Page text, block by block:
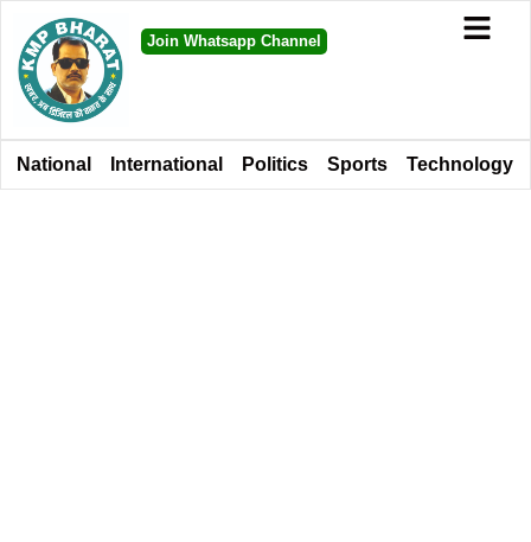
Join Whatsapp Channel
National International Politics Sports Technology